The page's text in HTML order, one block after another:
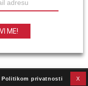
Politikom privatnosti X